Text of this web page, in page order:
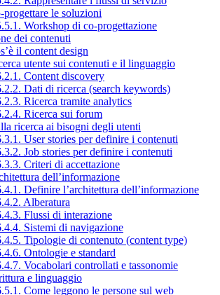
progettare le soluzioni
Workshop di co-progettazione
dei contenuti
il content design
utente sui contenuti e il linguaggio
Content discovery
Dati di ricerca (search keywords)
Ricerca tramite analytics
Ricerca sui forum
ricerca ai bisogni degli utenti
User stories per definire i contenuti
Job stories per definire i contenuti
Criteri di accettazione
dell’informazione
Definire l’architettura dell’informazione
Alberatura
Flussi di interazione
Sistemi di navigazione
Tipologie di contenuto (content type)
Ontologie e standard
Vocabolari controllati e tassonomie
e linguaggio
Come leggono le persone sul web